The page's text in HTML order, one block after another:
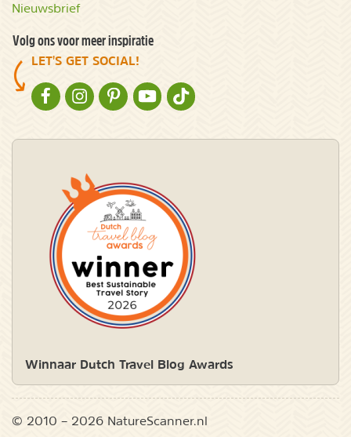
Nieuwsbrief
Volg ons voor meer inspiratie
LET'S GET SOCIAL!
NATURESCANNER OP FACEBOOK
NATURESCANNER OP INSTAGRAM
NATURESCANNER OP PINTEREST
NATURESCANNER OP YOUTUBE
NATURESCANNER OP TIKTOK
Winnaar Dutch Travel Blog Awards
© 2010 – 2026 NatureScanner.nl